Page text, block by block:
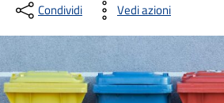
Condividi Vedi azioni